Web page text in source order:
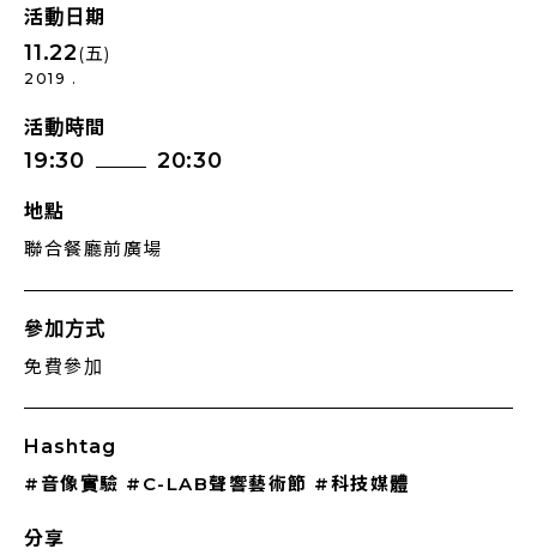
活動日期
11.22(五)
2019 .
活動時間
19:30 20:30
地點
聯合餐廳前廣場
參加方式
免費參加
Hashtag
#音像實驗 #C-LAB聲響藝術節 #科技媒體
分享